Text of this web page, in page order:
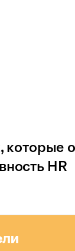
которые
HR